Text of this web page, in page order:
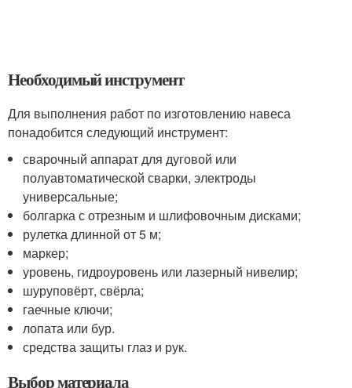
Необходимый инструмент
Для выполнения работ по изготовлению навеса
понадобится следующий инструмент:
сварочный аппарат для дуговой или
полуавтоматической сварки, электроды
универсальные;
болгарка с отрезным и шлифовочным дисками;
рулетка длинной от 5 м;
маркер;
уровень, гидроуровень или лазерный нивелир;
шуруповёрт, свёрла;
гаечные ключи;
лопата или бур.
средства защиты глаз и рук.
Выбор материала